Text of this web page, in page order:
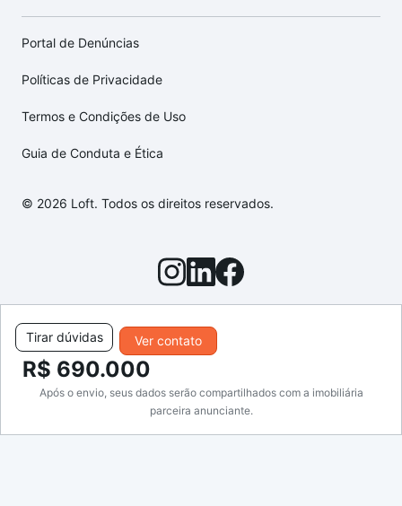
Ver contato
Tirar dúvidas
R$ 690.000
Após o envio, seus dados serão compartilhados com a imobiliária
parceira anunciante.
Portal de Denúncias
Políticas de Privacidade
Termos e Condições de Uso
Guia de Conduta e Ética
© 2026 Loft. Todos os direitos reservados.